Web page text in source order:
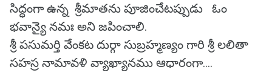
సిద్ధంగా ఉన్న శ్రీమాతను పూజించేటప్పుడు ఓం
భవాన్యై నమః అని జపించాలి.
శ్రీ పసుమర్తి వేంకట దుర్గా సుబ్రహ్మణ్యం గారి శ్రీ లలితా
సహస్ర నామావళి వ్యాఖ్యానము ఆధారంగా....